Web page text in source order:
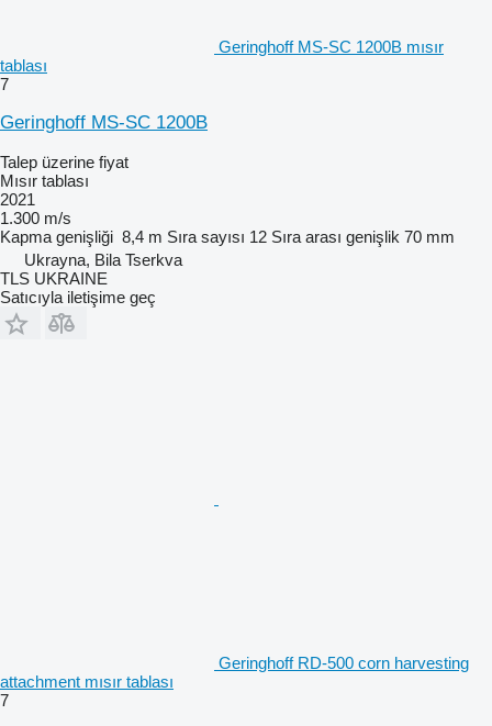
Geringhoff MS-SC 1200B mısır
tablası
7
Geringhoff MS-SC 1200B
Talep üzerine fiyat
Mısır tablası
2021
1.300 m/s
Kapma genişliği 8,4 m Sıra sayısı 12 Sıra arası genişlik 70 mm
Ukrayna, Bila Tserkva
TLS UKRAINE
Satıcıyla iletişime geç
Geringhoff RD-500 corn harvesting
attachment mısır tablası
7